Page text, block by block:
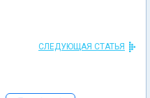
СЛЕДУЮЩАЯ СТАТЬЯ